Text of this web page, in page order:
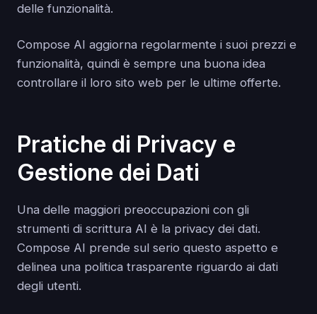
delle funzionalità.
Compose AI aggiorna regolarmente i suoi prezzi e
funzionalità, quindi è sempre una buona idea
controllare il loro sito web per le ultime offerte.
Pratiche di Privacy e
Gestione dei Dati
Una delle maggiori preoccupazioni con gli
strumenti di scrittura AI è la privacy dei dati.
Compose AI prende sul serio questo aspetto e
delinea una politica trasparente riguardo ai dati
degli utenti.